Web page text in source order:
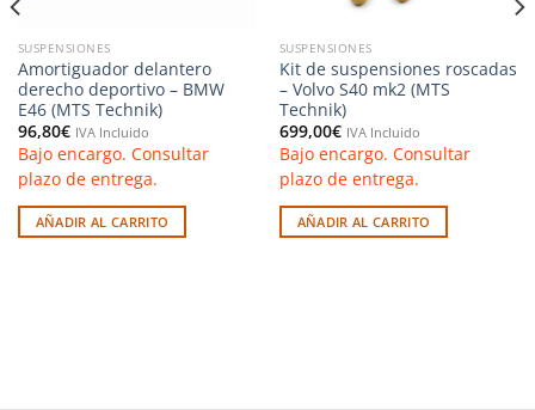
SUSPENSIONES
Amortiguador delantero
derecho deportivo – BMW
E46 (MTS Technik)
96,80€ IVA Incluido
Bajo encargo. Consultar
plazo de entrega.
AÑADIR AL CARRITO
SUSPENSIONES
Kit de suspensiones roscadas
– Volvo S40 mk2 (MTS
Technik)
699,00€ IVA Incluido
Bajo encargo. Consultar
plazo de entrega.
AÑADIR AL CARRITO